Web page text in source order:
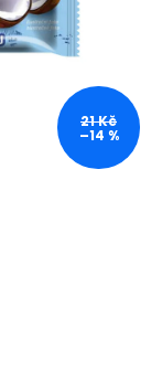
21 Kč
–14 %